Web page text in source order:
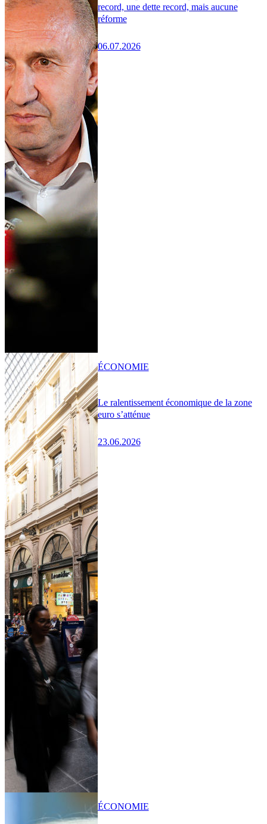
record, une dette record, mais aucune
réforme
06.07.2026
Le ralentissement économique de la zone
euro s’atténue
23.06.2026
ÉCONOMIE
ÉCONOMIE